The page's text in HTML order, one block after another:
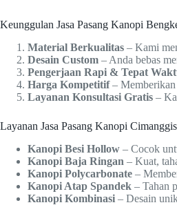
Keunggulan Jasa Pasang Kanopi
Material Berkualitas – Kami
Desain Custom – Anda bebas
Pengerjaan Rapi & Tepat
Harga Kompetitif– Memberikan
Layanan Konsultasi Gratis –
Layanan Jasa Pasang Kanopi
Kanopi Besi Hollow – Cocok
Kanopi Baja Ringan – Kuat,
Kanopi Polycarbonate –
Kanopi Atap Spandek – Tahan
Kanopi Kombinasi – Desain